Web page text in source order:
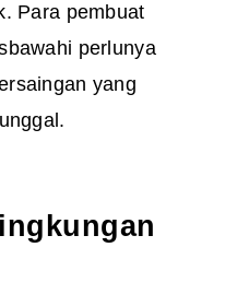
Para pembuat
perlunya
yang